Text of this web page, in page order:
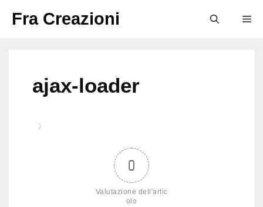
Fra Creazioni
ajax-loader
0
Valutazione dell'artic
olo